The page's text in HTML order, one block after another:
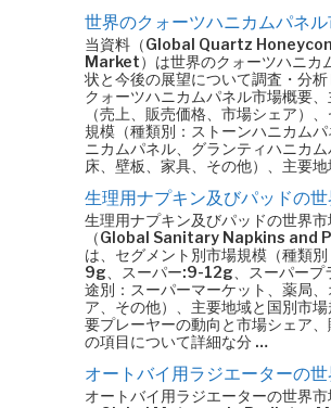
世界のクォーツハニカムパネ
当資料（Global Quartz
Market）は世界のクォーツハニカ
状と今後の展望について調査・分
クォーツハニカムパネル市場概要
（売上、販売価格、市場シェア）
規模（種類別：ストーンハニカム
ニカムパネル、グランティハニカム
床、壁板、家具、その他）、主要
生理用ナプキン及びパッドの
生理用ナプキン及びパッドの世界市
（Global Sanitary Napkins and
は、セグメント別市場規模（種類
9g、スーパー:9-12g、スーパープ
途別：スーパーマーケット、薬局、
ア、その他）、主要地域と国別市
要プレーヤーの動向と市場シェア
の項目について詳細な分 …
オートバイ用ラジエーターの
オートバイ用ラジエーターの世界市